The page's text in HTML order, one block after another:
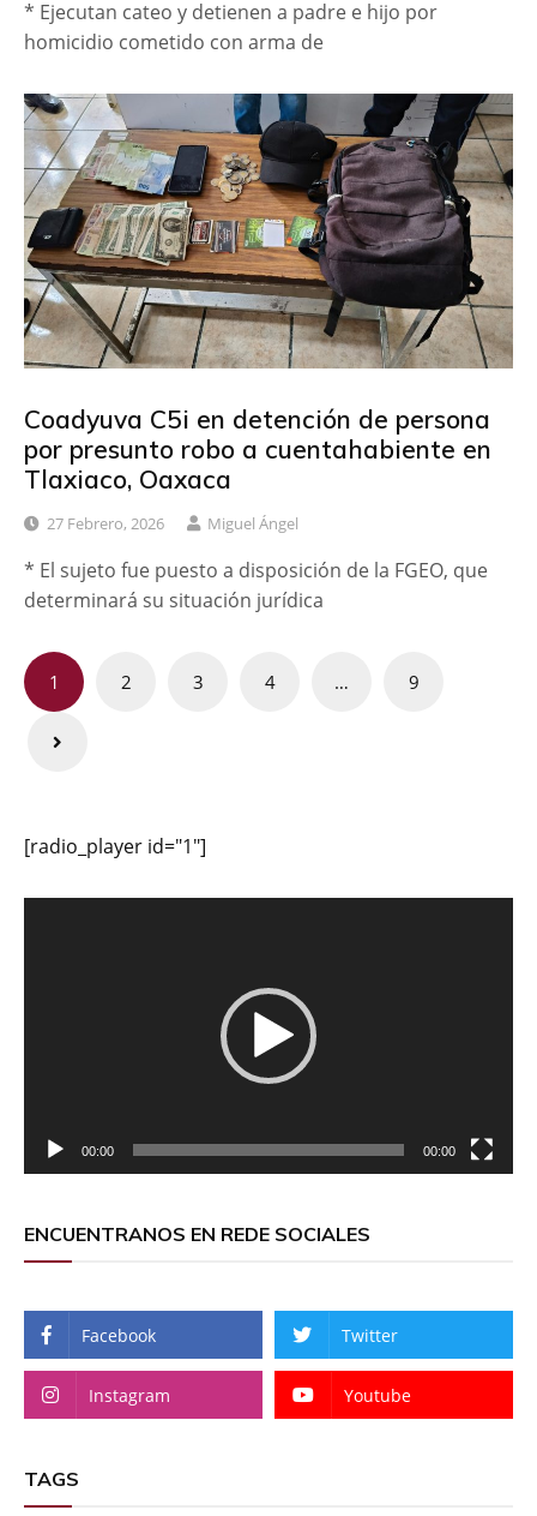
* Ejecutan cateo y detienen a padre e hijo por
homicidio cometido con arma de
Coadyuva C5i en detención de persona
por presunto robo a cuentahabiente en
Tlaxiaco, Oaxaca
27 Febrero, 2026 Miguel Ángel
* El sujeto fue puesto a disposición de la FGEO, que
determinará su situación jurídica
Paginación
de
entradas
1 2 3 4 … 9
[radio_player id="1"]
00:00 00:00
ENCUENTRANOS EN REDE SOCIALES
Facebook Twitter
Instagram Youtube
TAGS